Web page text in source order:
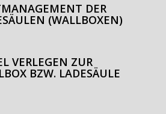
DER
(WALLBOXEN)
VERLEGEN ZUR
BZW. LADESÄULE